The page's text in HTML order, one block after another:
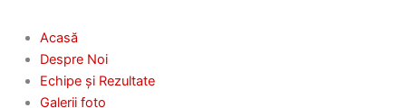
Acasă
Despre Noi
Echipe și Rezultate
Galerii foto